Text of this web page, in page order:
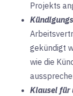
Projekts
gekündigt
wie die
Klausel für